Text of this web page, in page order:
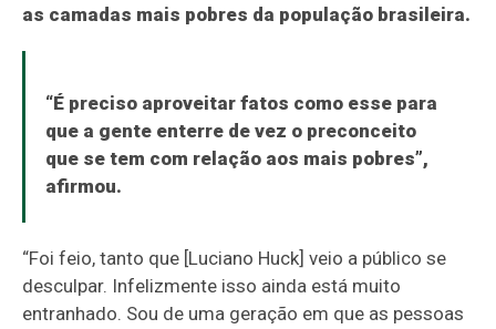
as camadas mais pobres da população brasileira.
“É preciso aproveitar fatos como esse para
que a gente enterre de vez o preconceito
que se tem com relação aos mais pobres”,
afirmou.
“Foi feio, tanto que [Luciano Huck] veio a público se
desculpar. Infelizmente isso ainda está muito
entranhado. Sou de uma geração em que as pessoas